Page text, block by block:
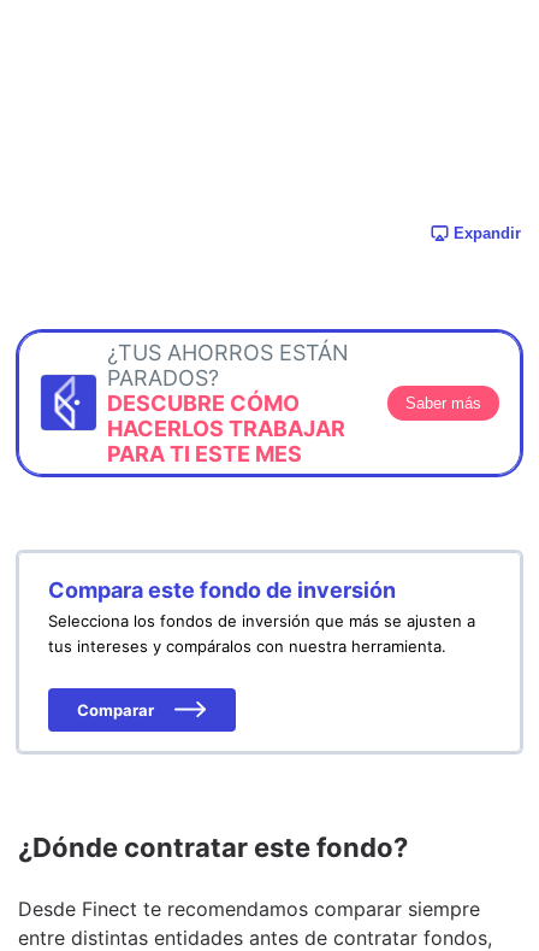
Expandir
¿TUS AHORROS ESTÁN
PARADOS?
DESCUBRE CÓMO
HACERLOS TRABAJAR
PARA TI ESTE MES
Saber más
Compara este fondo de inversión
Selecciona los fondos de inversión que más se ajusten a
tus intereses y compáralos con nuestra herramienta.
Comparar
¿Dónde contratar este fondo?
Desde Finect te recomendamos comparar siempre
entre distintas entidades antes de contratar fondos,